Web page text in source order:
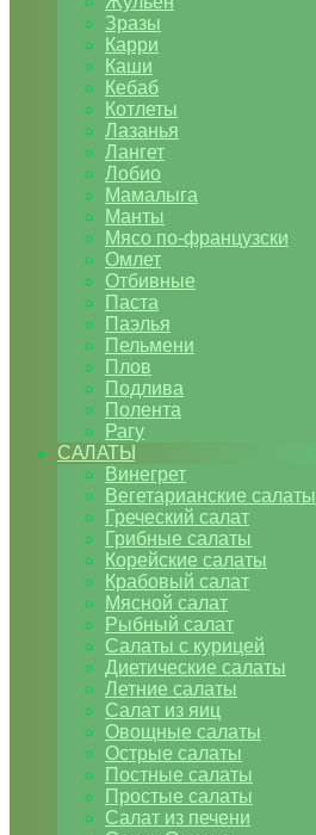
Зразы
Карри
Каши
Кебаб
Котлеты
Лазанья
Лангет
Лобио
Мамалыга
Манты
Мясо по-французски
Омлет
Отбивные
Паста
Паэлья
Пельмени
Плов
Подлива
Полента
Рагу
САЛАТЫ
Винегрет
Вегетарианские салаты
Греческий салат
Грибные салаты
Корейские салаты
Крабовый салат
Мясной салат
Рыбный салат
Салаты с курицей
Диетические салаты
Летние салаты
Салат из яиц
Овощные салаты
Острые салаты
Постные салаты
Простые салаты
Салат из печени